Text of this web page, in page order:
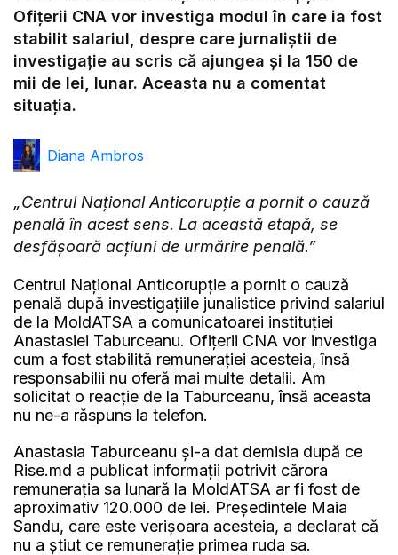
Ofițerii CNA vor investiga modul în care ia fost
stabilit salariul, despre care jurnaliștii de
investigație au scris că ajungea și la 150 de
mii de lei, lunar. Aceasta nu a comentat
situația.
Diana Ambros
„Centrul Național Anticorupție a pornit o cauză
penală în acest sens. La această etapă, se
desfășoară acțiuni de urmărire penală.”
Centrul Național Anticorupție a pornit o cauză
penală după investigațiile junalistice privind salariul
de la MoldATSA a comunicatoarei instituției
Anastasiei Taburceanu. Ofițerii CNA vor investiga
cum a fost stabilită remunerației acesteia, însă
responsabilii nu oferă mai multe detalii. Am
solicitat o reacție de la Taburceanu, însă aceasta
nu ne-a răspuns la telefon.
Anastasia Taburceanu și-a dat demisia după ce
Rise.md a publicat informații potrivit cărora
remunerația sa lunară la MoldATSA ar fi fost de
aproximativ 120.000 de lei. Președintele Maia
Sandu, care este verișoara acesteia, a declarat că
nu a știut ce remunerație primea ruda sa.